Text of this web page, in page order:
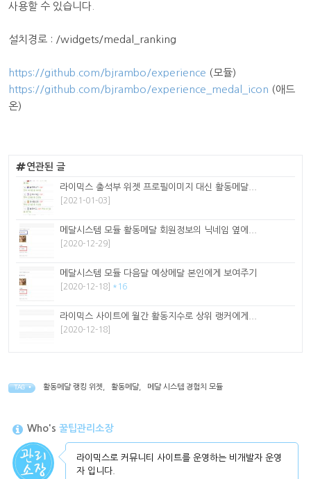
사용할 수 있습니다.
설치경로 : /widgets/medal_ranking
https://github.com/bjrambo/experience (모듈)
https://github.com/bjrambo/experience_medal_icon (애드
온)
연관된 글
라이믹스 출석부 위젯 프로필이미지 대신 활동메달...
[2021-01-03]
메달시스템 모듈 활동메달 회원정보의 닉네임 옆에...
[2020-12-29]
메달시스템 모듈 다음달 예상메달 본인에게 보여주기
[2020-12-18] *16
라이믹스 사이트에 월간 활동지수로 상위 랭커에게...
[2020-12-18]
TAG • 활동메달 랭킹 위젯, 활동메달, 메달 시스템 경험치 모듈
Who's 꿀팁관리소장
라이믹스로 커뮤니티 사이트를 운영하는 비개발자 운영
자 입니다.